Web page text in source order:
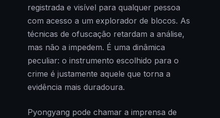
registrada e visível para qualquer pessoa
com acesso a um explorador de blocos. As
técnicas de ofuscação retardam a análise,
mas não a impedem. É uma dinâmica
peculiar: o instrumento escolhido para o
crime é justamente aquele que torna a
evidência mais duradoura.
Pyongyang pode chamar a imprensa de